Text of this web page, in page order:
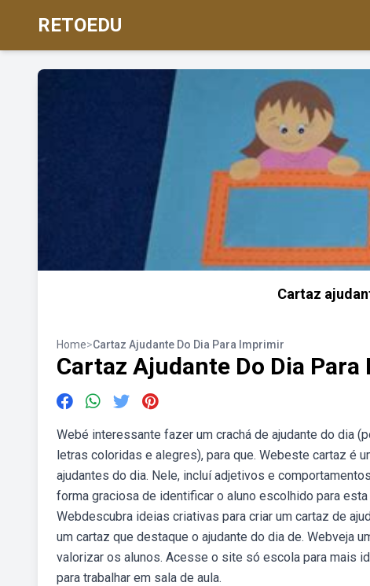
RETOEDU
Cartaz
Home>Cartaz Ajudante Do Dia Para Imprimir
Cartaz Ajudante Do Dia
Webé interessante fazer um crachá de ajudante do dia
letras coloridas e alegres), para que. Webeste cartaz é
ajudantes do dia. Nele, incluí adjetivos e
forma graciosa de identificar o aluno escolhido para
Webdescubra ideias criativas para criar um cartaz de
um cartaz que destaque o ajudante do dia de. Webveja
valorizar os alunos. Acesse o site só escola para mais
para trabalhar em sala de aula.